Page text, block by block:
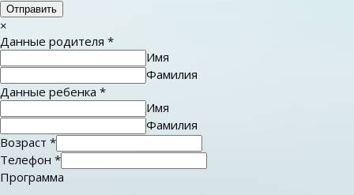
Отправить
×
Данные родителя *
Имя
Фамилия
Данные ребенка *
Имя
Фамилия
Возраст *
Телефон *
Программа